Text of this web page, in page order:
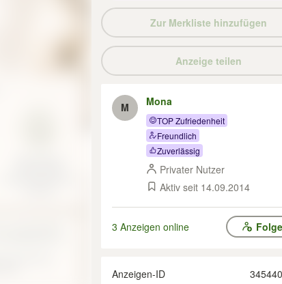
Zur Merkliste hinzufügen
Anzeige teilen
M Mona
TOP Zufriedenheit
Freundlich
Zuverlässig
Privater Nutzer
Aktiv seit 14.09.2014
3 Anzeigen online
Anzeigen-ID